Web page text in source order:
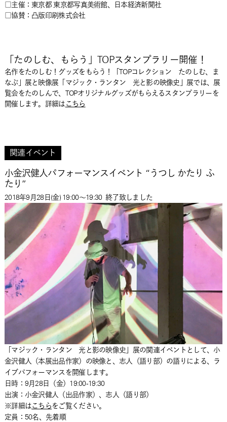
□主催：東京都 東京都写真美術館、日本経済新聞社
□協賛：凸版印刷株式会社
「たのしむ、もらう」TOPスタンプラリー開催！
名作をたのしむ！グッズをもらう！「TOPコレクション たのしむ、ま
なぶ」展と映像展「マジック・ランタン 光と影の映像史」展では、展
覧会をたのしんで、TOPオリジナルグッズがもらえるスタンプラリーを
開催します。詳細はこちら
関連イベント
小金沢健人パフォーマンスイベント “うつし かたり ふ
たり”
2018年9月28日(金) 19:00～19:30終了致しました
「マジック・ランタン 光と影の映像史」展の関連イベントとして、小
金沢健人（本展出品作家）の映像と、志人（語り部）の語りによる、ラ
イブパフォーマンスを開催します。
日時：9月28日（金）19:00-19:30
出演：小金沢健人（出品作家）、志人（語り部）
※詳細はこちらをご覧ください。
定員：50名、先着順